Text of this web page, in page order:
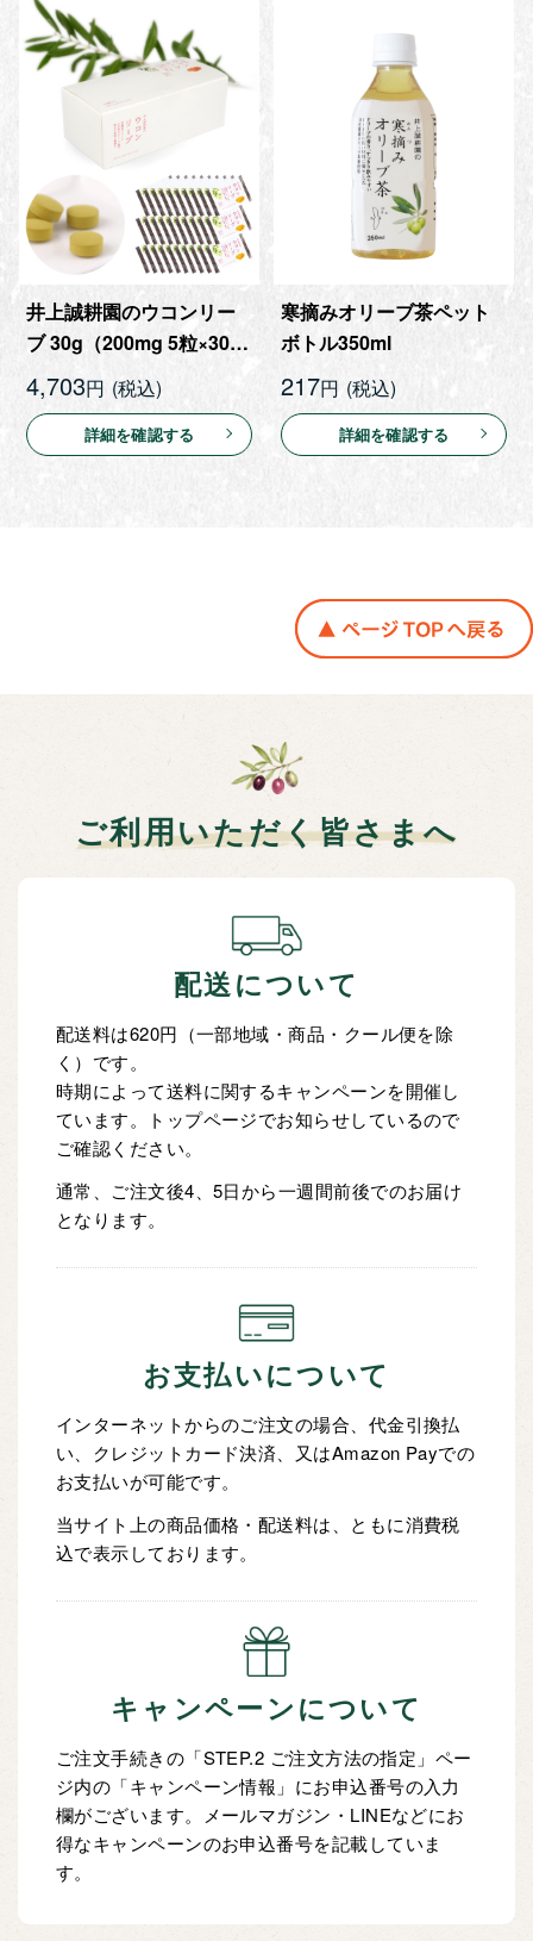
井上誠耕園のウコンリー
ブ 30g（200mg 5粒×30
包）
4,703円
詳細を確認する
寒摘みオリーブ茶ペット
ボトル350ml
217円
詳細を確認する
ご利用いただく皆さまへ
配送について
配送料は620円（一部地域・商品・クール便を除
く）です。
時期によって送料に関するキャンペーンを開催し
ています。トップページでお知らせしているので
ご確認ください。
通常、ご注文後4、5日から一週間前後でのお届け
となります。
お支払いについて
インターネットからのご注文の場合、代金引換払
い、クレジットカード決済、又はAmazon Payでの
お支払いが可能です。
当サイト上の商品価格・配送料は、ともに消費税
込で表示しております。
キャンペーンについて
ご注文手続きの「STEP.2 ご注文方法の指定」ペー
ジ内の「キャンペーン情報」にお申込番号の入力
欄がございます。メールマガジン・LINEなどにお
得なキャンペーンのお申込番号を記載していま
す。